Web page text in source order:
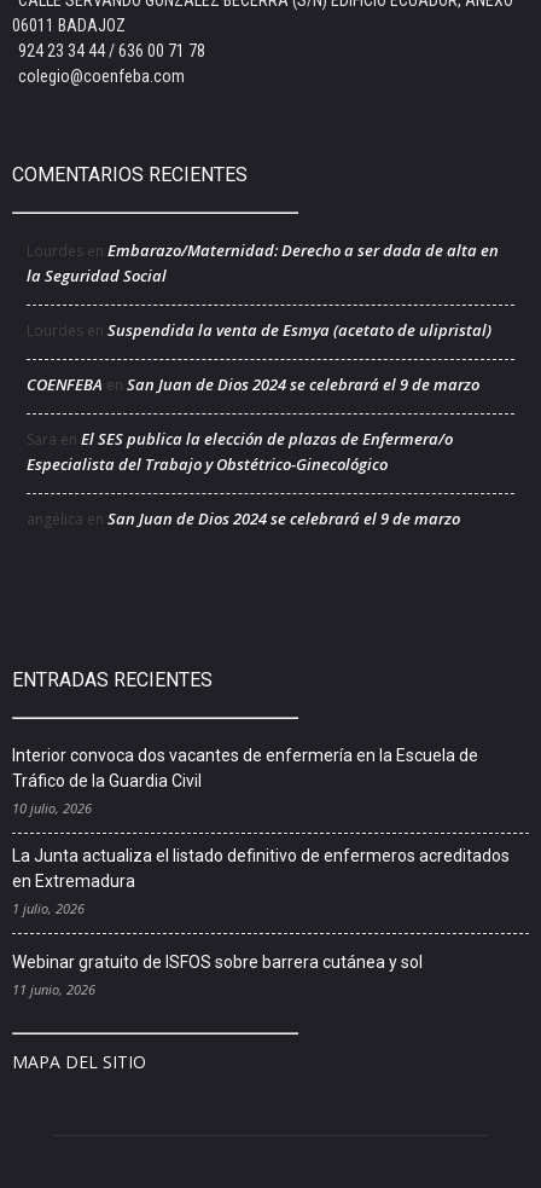
06011 BADAJOZ
924 23 34 44 / 636 00 71 78
colegio@coenfeba.com
COMENTARIOS RECIENTES
Lourdes en Embarazo/Maternidad: Derecho a ser dada de alta en
la Seguridad Social
Lourdes en Suspendida la venta de Esmya (acetato de ulipristal)
COENFEBA en San Juan de Dios 2024 se celebrará el 9 de marzo
Sara en El SES publica la elección de plazas de Enfermera/o
Especialista del Trabajo y Obstétrico-Ginecológico
angélica en San Juan de Dios 2024 se celebrará el 9 de marzo
ENTRADAS RECIENTES
Interior convoca dos vacantes de enfermería en la Escuela de
Tráfico de la Guardia Civil
10 julio, 2026
La Junta actualiza el listado definitivo de enfermeros acreditados
en Extremadura
1 julio, 2026
Webinar gratuito de ISFOS sobre barrera cutánea y sol
11 junio, 2026
MAPA DEL SITIO